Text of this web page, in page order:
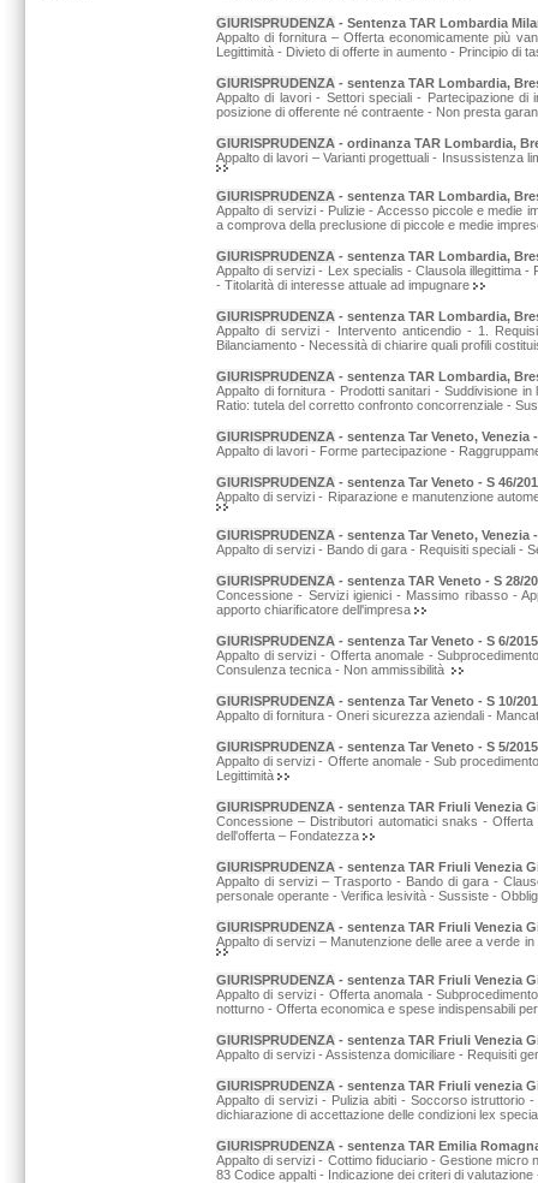
GIURISPRUDENZA - Sentenza TAR Lombardia
Appalto di fornitura – Offerta economicamente più
Legittimità - Divieto di offerte in aumento - Principio di
GIURISPRUDENZA - sentenza TAR Lombardia,
Appalto di lavori - Settori speciali - Partecipazione
posizione di offerente né contraente - Non presta
GIURISPRUDENZA - ordinanza TAR Lombardia,
Appalto di lavori – Varianti progettuali - Insussistenza
GIURISPRUDENZA - sentenza TAR Lombardia,
Appalto di servizi - Pulizie - Accesso piccole e medie
a comprova della preclusione di piccole e medie
GIURISPRUDENZA - sentenza TAR Lombardia,
Appalto di servizi - Lex specialis - Clausola illegittima
- Titolarità di interesse attuale ad impugnare
GIURISPRUDENZA - sentenza TAR Lombardia,
Appalto di servizi - Intervento anticendio - 1.
Bilanciamento - Necessità di chiarire quali profili
GIURISPRUDENZA - sentenza TAR Lombardia,
Appalto di fornitura - Prodotti sanitari - Suddivisione
Ratio: tutela del corretto confronto concorrenziale -
GIURISPRUDENZA - sentenza Tar Veneto, Venezia
Appalto di lavori - Forme partecipazione -
GIURISPRUDENZA - sentenza Tar Veneto - S 46/
Appalto di servizi - Riparazione e manutenzione
GIURISPRUDENZA - sentenza Tar Veneto, Venezia
Appalto di servizi - Bando di gara - Requisiti speciali -
GIURISPRUDENZA - sentenza TAR Veneto - S 28/
Concessione - Servizi igienici - Massimo ribasso -
apporto chiarificatore dell'impresa
GIURISPRUDENZA - sentenza Tar Veneto - S 6/
Appalto di servizi - Offerta anomale -
Consulenza tecnica - Non ammissibilità
GIURISPRUDENZA - sentenza Tar Veneto - S 10/
Appalto di fornitura - Oneri sicurezza aziendali -
GIURISPRUDENZA - sentenza Tar Veneto - S 5/
Appalto di servizi - Offerte anomale - Sub
Legittimità
GIURISPRUDENZA - sentenza TAR Friuli Venezia
Concessione – Distributori automatici snaks - Offerta
dell'offerta – Fondatezza
GIURISPRUDENZA - sentenza TAR Friuli Venezia
Appalto di servizi – Trasporto - Bando di gara -
personale operante - Verifica lesività - Sussiste -
GIURISPRUDENZA - sentenza TAR Friuli Venezia
Appalto di servizi – Manutenzione delle aree a verde
GIURISPRUDENZA - sentenza TAR Friuli Venezia
Appalto di servizi - Offerta anomala -
notturno - Offerta economica e spese indispensabili
GIURISPRUDENZA - sentenza TAR Friuli Venezia
Appalto di servizi - Assistenza domiciliare - Requisiti
GIURISPRUDENZA - sentenza TAR Friuli venezia
Appalto di servizi - Pulizia abiti - Soccorso istruttorio
dichiarazione di accettazione delle condizioni lex
GIURISPRUDENZA - sentenza TAR Emilia
Appalto di servizi - Cottimo fiduciario - Gestione micro
83 Codice appalti - Indicazione dei criteri di